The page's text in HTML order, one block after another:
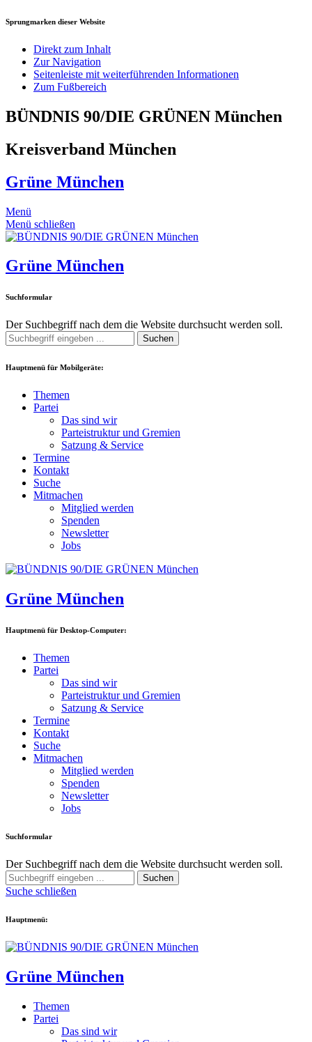
Sprungmarken dieser Website
Direkt zum Inhalt
Zur Navigation
Seitenleiste mit weiterführenden Informationen
Zum Fußbereich
BÜNDNIS 90/DIE GRÜNEN München
Kreisverband München
Grüne München
Menü
Menü schließen
Grüne München
Suchformular
Der Suchbegriff nach dem die Website durchsucht werden soll.
Suchen
Hauptmenü für Mobilgeräte:
Themen
Partei
Das sind wir
Parteistruktur und Gremien
Satzung & Service
Termine
Kontakt
Suche
Mitmachen
Mitglied werden
Spenden
Newsletter
Jobs
Grüne München
Hauptmenü für Desktop-Computer:
Themen
Partei
Das sind wir
Parteistruktur und Gremien
Satzung & Service
Termine
Kontakt
Suche
Mitmachen
Mitglied werden
Spenden
Newsletter
Jobs
Suchformular
Der Suchbegriff nach dem die Website durchsucht werden soll.
Suchen
Suche schließen
Hauptmenü:
Grüne München
Themen
Partei
Das sind wir